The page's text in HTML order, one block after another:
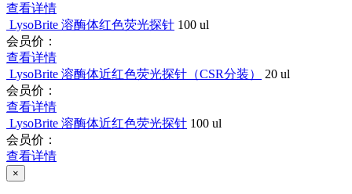
查看详情
LysoBrite 溶酶体红色荧光探针 100 ul
会员价：
查看详情
LysoBrite 溶酶体近红色荧光探针（CSR分装）
20 ul
会员价：
查看详情
LysoBrite 溶酶体近红色荧光探针 100 ul
会员价：
查看详情
×